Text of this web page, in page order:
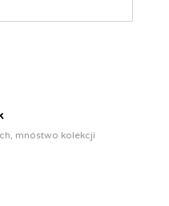
mnóstwo kolekcji